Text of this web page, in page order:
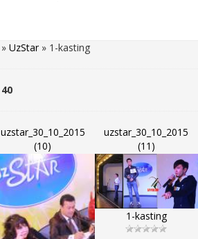
» UzStar » 1-kasting
40
uzstar_30_10_2015
(10)
uzstar_30_10_2015
(11)
1-kasting